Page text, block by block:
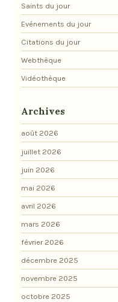
Saints du jour
Evénements du jour
Citations du jour
Webthèque
Vidéothèque
Archives
août 2026
juillet 2026
juin 2026
mai 2026
avril 2026
mars 2026
février 2026
décembre 2025
novembre 2025
octobre 2025